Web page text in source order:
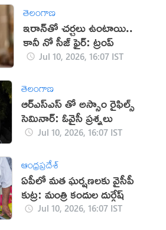
తెలంగాణ
‌ఇరాన్‌తో చర్చలు ఉంటాయి..
కానీ నో సీజ్ ఫైర్: ట్రంప్
Jul 10, 2026, 16:07 IST
తెలంగాణ
ఆర్ఎస్ఎస్ తో అస్సాం రైఫిల్స్
సెమినార్: ఓవైసీ ప్రశ్నలు
Jul 10, 2026, 16:07 IST
ఆంధ్రప్రదేశ్
ఏపీలో మత ఘర్షణలకు వైసీపీ
కుట్ర: మంత్రి కందుల దుర్గేష్
Jul 10, 2026, 16:07 IST